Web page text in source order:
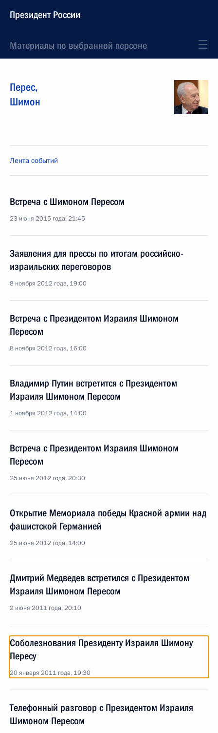
Президент России
Материалы по выбранной персоне
Перес,
Шимон
Лента событий
Встреча с Шимоном Пересом
23 июня 2015 года, 21:45
Заявления для прессы по итогам российско-
израильских переговоров
8 ноября 2012 года, 19:00
Встреча с Президентом Израиля Шимоном
Пересом
8 ноября 2012 года, 16:00
Владимир Путин встретится с Президентом
Израиля Шимоном Пересом
1 ноября 2012 года, 14:00
Встреча с Президентом Израиля Шимоном
Пересом
25 июня 2012 года, 20:30
Открытие Мемориала победы Красной армии над
фашистской Германией
25 июня 2012 года, 14:00
Дмитрий Медведев встретился с Президентом
Израиля Шимоном Пересом
2 июня 2011 года, 20:10
Соболезнования Президенту Израиля Шимону
Пересу
20 января 2011 года, 19:30
Телефонный разговор с Президентом Израиля
Шимоном Пересом